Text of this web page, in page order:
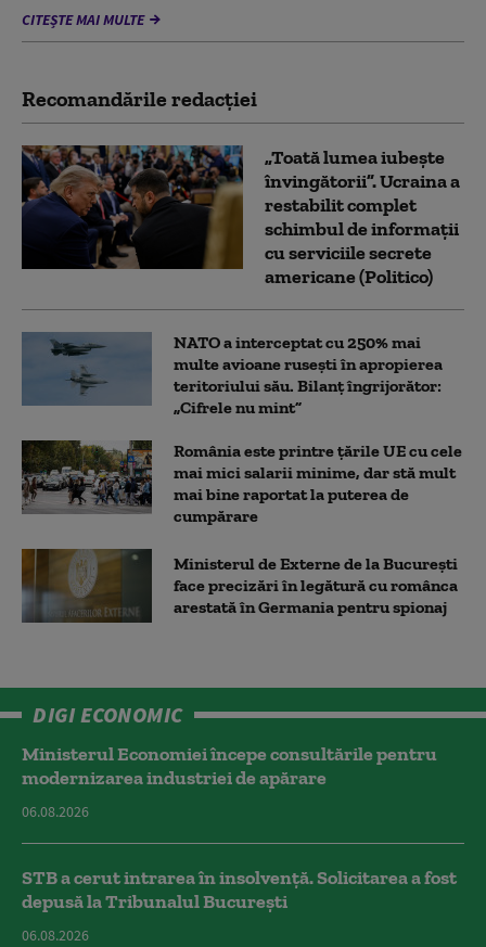
CITEȘTE MAI MULTE
Recomandările redacţiei
„Toată lumea iubește
învingătorii”. Ucraina a
restabilit complet
schimbul de informații
cu serviciile secrete
americane (Politico)
NATO a interceptat cu 250% mai
multe avioane rusești în apropierea
teritoriului său. Bilanț îngrijorător:
„Cifrele nu mint”
România este printre țările UE cu cele
mai mici salarii minime, dar stă mult
mai bine raportat la puterea de
cumpărare
Ministerul de Externe de la București
face precizări în legătură cu românca
arestată în Germania pentru spionaj
DIGI ECONOMIC
Ministerul Economiei începe consultările pentru
modernizarea industriei de apărare
06.08.2026
STB a cerut intrarea în insolvență. Solicitarea a fost
depusă la Tribunalul București
06.08.2026